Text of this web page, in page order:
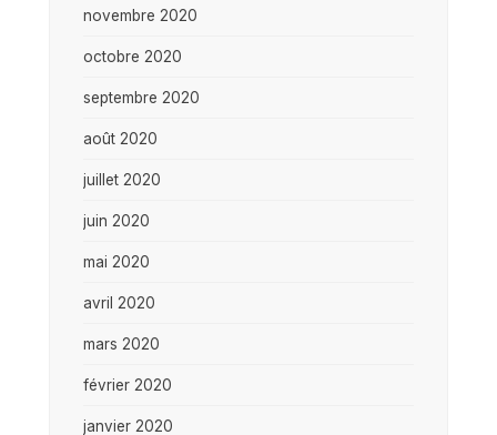
novembre 2020
octobre 2020
septembre 2020
août 2020
juillet 2020
juin 2020
mai 2020
avril 2020
mars 2020
février 2020
janvier 2020